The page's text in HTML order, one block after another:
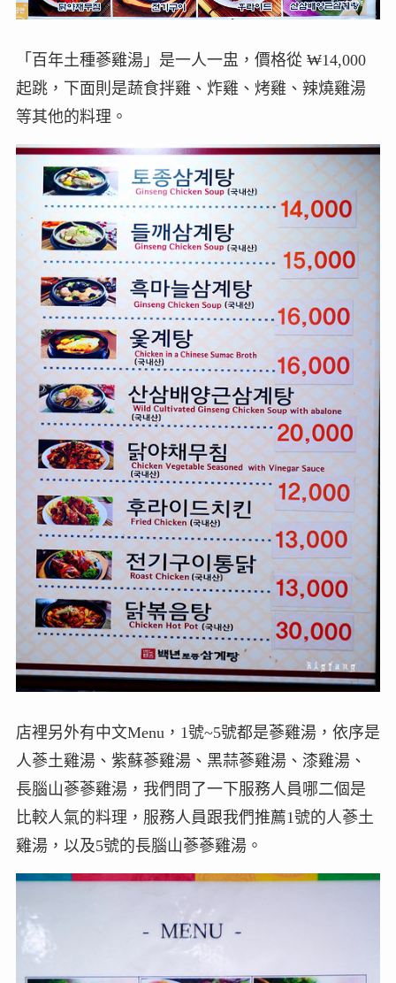
「百年土種蔘雞湯」是一人一盅，價格從 ₩14,000
起跳，下面則是蔬食拌雞、炸雞、烤雞、辣燒雞湯
等其他的料理。
店裡另外有中文Menu，1號~5號都是蔘雞湯，依序是
人蔘土雞湯、紫蘇蔘雞湯、黑蒜蔘雞湯、漆雞湯、
長腦山蔘蔘雞湯，我們問了一下服務人員哪二個是
比較人氣的料理，服務人員跟我們推薦1號的人蔘土
雞湯，以及5號的長腦山蔘蔘雞湯。